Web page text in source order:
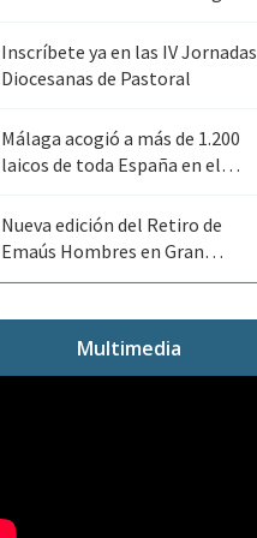
Inscríbete ya en las IV Jornadas
Diocesanas de Pastoral
Málaga acogió a más de 1.200
laicos de toda España en el
Nueva edición del Retiro de
Emaús Hombres en Gran
Canaria
Multimedia